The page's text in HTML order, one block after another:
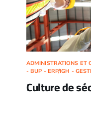
ADMINISTRATIONS ET
- BUP - ERP/IGH -
Culture de